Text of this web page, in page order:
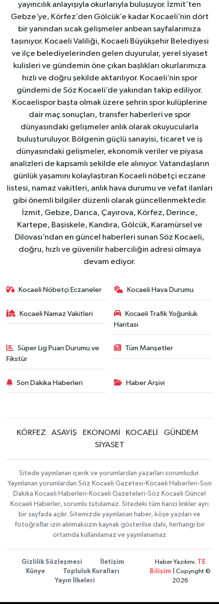
yayıncılık anlayışıyla okurlarıyla buluşuyor. İzmit’ten
Gebze’ye, Körfez’den Gölcük’e kadar Kocaeli’nin dört
bir yanından sıcak gelişmeler anbean sayfalarımıza
taşınıyor. Kocaeli Valiliği, Kocaeli Büyükşehir Belediyesi
ve ilçe belediyelerinden gelen duyurular, yerel siyaset
kulisleri ve gündemin öne çıkan başlıkları okurlarımıza
hızlı ve doğru şekilde aktarılıyor. Kocaeli’nin spor
gündemi de Söz Kocaeli’de yakından takip ediliyor.
Kocaelispor başta olmak üzere şehrin spor kulüplerine
dair maç sonuçları, transfer haberleri ve spor
dünyasındaki gelişmeler anlık olarak okuyucularla
buluşturuluyor. Bölgenin güçlü sanayisi, ticaret ve iş
dünyasındaki gelişmeler, ekonomik veriler ve piyasa
analizleri de kapsamlı şekilde ele alınıyor. Vatandaşların
günlük yaşamını kolaylaştıran Kocaeli nöbetçi eczane
listesi, namaz vakitleri, anlık hava durumu ve vefat ilanları
gibi önemli bilgiler düzenli olarak güncellenmektedir.
İzmit, Gebze, Darıca, Çayırova, Körfez, Derince,
Kartepe, Başiskele, Kandıra, Gölcük, Karamürsel ve
Dilovası’ndan en güncel haberleri sunan Söz Kocaeli,
doğru, hızlı ve güvenilir haberciliğin adresi olmaya
devam ediyor.
Kocaeli Nöbetçi Eczaneler Kocaeli Hava Durumu
Kocaeli Namaz Vakitleri
Kocaeli Trafik Yoğunluk
Haritası
Süper Lig Puan Durumu ve
Fikstür
Tüm Manşetler
Son Dakika Haberleri Haber Arşivi
KÖRFEZ ASAYİŞ EKONOMİ KOCAELİ
GÜNDEM
SİYASET
Sitede yayınlanan içerik ve yorumlardan yazarları sorumludur.
Yayınlanan yorumlardan Söz Kocaeli Gazetesi-Kocaeli Haberleri-Son
Dakika Kocaeli Haberleri-Kocaeli Gazeteleri-Söz Kocaeli Güncel
Kocaeli Haberler, sorumlu tutulamaz. Sitedeki tüm harici linkler ayrı
bir sayfada açılır. Sitemizde yayınlanan haber, köşe yazıları ve
fotoğraflar izin alınmaksızın kaynak gösterilse dahi, herhangi bir
ortamda kullanılamaz ve yayınlanamaz
Gizlilik Sözleşmesi
İletişim
Künye
Topluluk Kuralları
Yayın İlkeleri
Haber Yazılımı: TE
Bilişim | Copyright ©
2026